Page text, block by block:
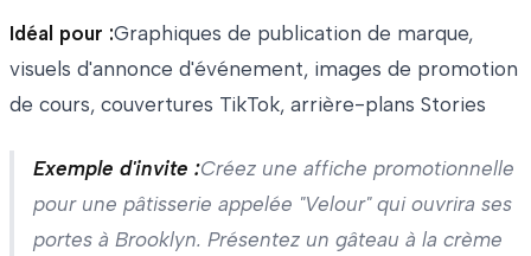
Idéal pour :Graphiques de publication de marque,
visuels d'annonce d'événement, images de promotion
de cours, couvertures TikTok, arrière-plans Stories
Exemple d'invite :Créez une affiche promotionnelle
pour une pâtisserie appelée "Velour" qui ouvrira ses
portes à Brooklyn. Présentez un gâteau à la crème